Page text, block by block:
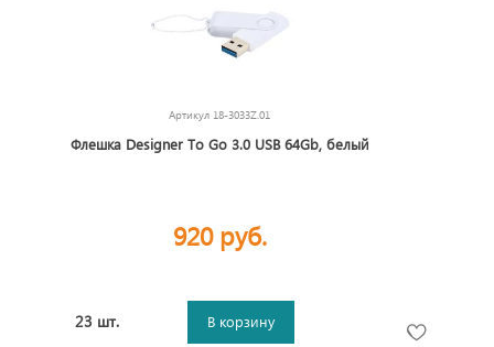
Артикул 18-3033Z.01
Флешка Designer To Go 3.0 USB 64Gb, белый
920 руб.
23 шт. В корзину